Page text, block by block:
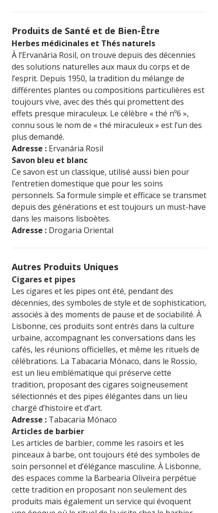
Produits de Santé et de Bien-Être
Herbes médicinales et Thés naturels
À l’Ervanária Rosil, on trouve depuis des décennies
des solutions naturelles aux maux du corps et de
l’esprit. Depuis 1950, la tradition du mélange de
différentes plantes ou compositions particulières est
toujours vive, avec des thés qui promettent des
effets presque miraculeux. Le célèbre « thé nº6 »,
connu sous le nom de « thé miraculeux » est l’un des
plus demandé.
Adresse : Ervanária Rosil
Savon bleu et blanc
Ce savon est un classique, utilisé aussi bien pour
l’entretien domestique que pour les soins
personnels. Sa formule simple et efficace se transmet
depuis des générations et est toujours un must-have
dans les maisons lisboètes.
Adresse : Drogaria Oriental
Autres Produits Uniques
Cigares et pipes
Les cigares et les pipes ont été, pendant des
décennies, des symboles de style et de sophistication,
associés à des moments de pause et de sociabilité. À
Lisbonne, ces produits sont entrés dans la culture
urbaine, accompagnant les conversations dans les
cafés, les réunions officielles, et même les rituels de
célébrations. La Tabacaria Mónaco, dans le Rossio,
est un lieu emblématique qui préserve cette
tradition, proposant des cigares soigneusement
sélectionnés et des pipes élégantes dans un lieu
chargé d’histoire et d’art.
Adresse : Tabacaria Mónaco
Articles de barbier
Les articles de barbier, comme les rasoirs et les
pinceaux à barbe, ont toujours été des symboles de
soin personnel et d’élégance masculine. À Lisbonne,
des espaces comme la Barbearia Oliveira perpétue
cette tradition en proposant non seulement des
produits mais également un service qui évoquent